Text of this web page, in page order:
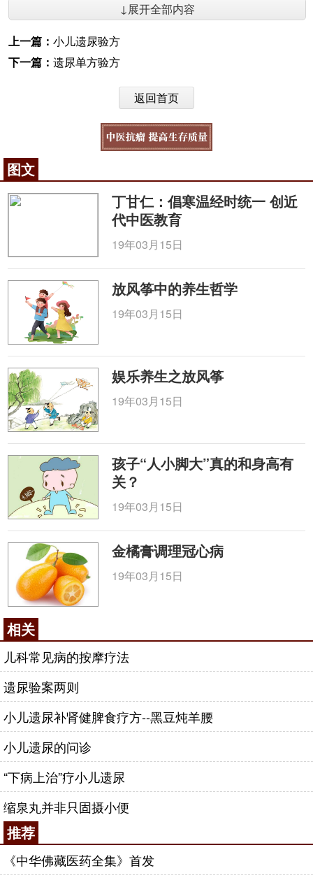
↓展开全部内容
上一篇： 小儿遗尿验方
下一篇： 遗尿单方验方
返回首页
图文
丁甘仁：倡寒温经时统一 创近
代中医教育
19年03月15日
放风筝中的养生哲学
19年03月15日
娱乐养生之放风筝
19年03月15日
孩子“人小脚大”真的和身高有
关？
19年03月15日
金橘膏调理冠心病
19年03月15日
相关
儿科常见病的按摩疗法
遗尿验案两则
小儿遗尿补肾健脾食疗方--黑豆炖羊腰
小儿遗尿的问诊
“下病上治”疗小儿遗尿
缩泉丸并非只固摄小便
推荐
《中华佛藏医药全集》首发